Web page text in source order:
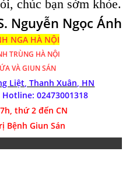
chúc bạn sớm khỏe.
Nguyễn Ngọc Ánh
NGA HÀ NỘI
TRÙNG HÀ NỘI
VÀ GIUN SÁN
Liệt, Thanh Xuân, HN
Hotline:02473001318
thứ 2 đến CN
Bệnh Giun Sán